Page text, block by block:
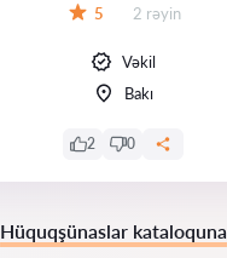
5 Rəylər:
2 rəyin
Vəkil
Bakı
2 0
Hüquqşünaslar kataloquna